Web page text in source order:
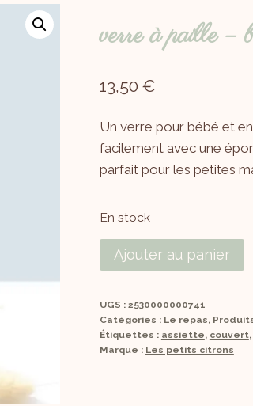
verre à paille –
13,50 €
Un verre pour bébé et
facilement avec une
parfait pour les petites
En stock
Ajouter au panier
UGS : 2530000000741
Catégories : Le repas,
Étiquettes : assiette, couvert,
Marque : Les petits citrons